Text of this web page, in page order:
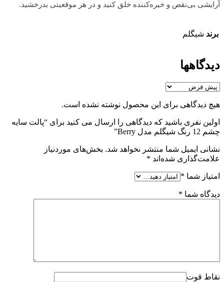
آرایشی بی‌نقص و خیره‌کننده خلق کنید و در هر موقعیتی بدرخشید.
برند شیگلم
دیدگاهها
هیچ دیدگاهی برای این محصول نوشته نشده است.
اولین نفری باشید که دیدگاهی را ارسال می کنید برای “پالت سایه
چشم 12 رنگ شیگلم مدل Berry”
نشانی ایمیل شما منتشر نخواهد شد. بخش‌های موردنیاز
علامت‌گذاری شده‌اند *
امتیاز شما *
دیدگاه شما *
نقاط قوت